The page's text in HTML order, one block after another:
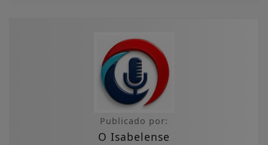
Publicado por:
O Isabelense